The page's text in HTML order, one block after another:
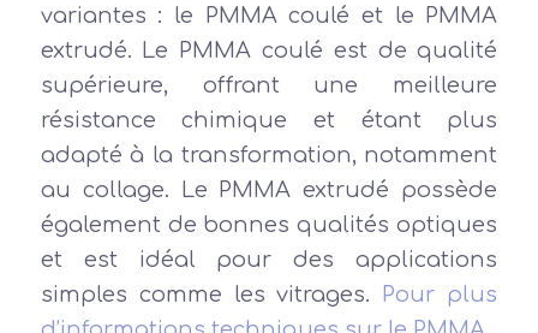
variantes : le PMMA coulé et le PMMA
extrudé. Le PMMA coulé est de qualité
supérieure, offrant une meilleure
résistance chimique et étant plus
adapté à la transformation, notamment
au collage. Le PMMA extrudé possède
également de bonnes qualités optiques
et est idéal pour des applications
simples comme les vitrages.
Pour plus